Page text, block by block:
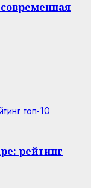
топ-10
рейтинг